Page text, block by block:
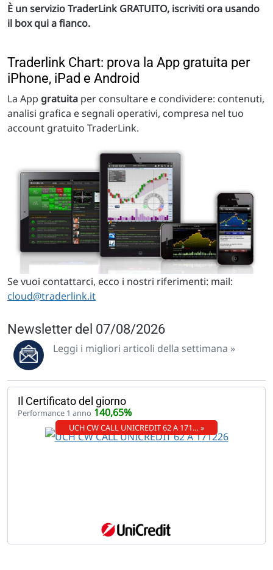
È un servizio TraderLink GRATUITO, iscriviti ora usando
il box qui a fianco.
Traderlink Chart: prova la App gratuita per
iPhone, iPad e Android
La App gratuita per consultare e condividere: contenuti,
analisi grafica e segnali operativi, compresa nel tuo
account gratuito TraderLink.
Se vuoi contattarci, ecco i nostri riferimenti: mail:
cloud@traderlink.it
Newsletter del 07/08/2026
Leggi i migliori articoli della settimana »
Il Certificato del giorno
Performance 1 anno 140,65%
UCH CW CALL UNICREDIT 62 A 171… »